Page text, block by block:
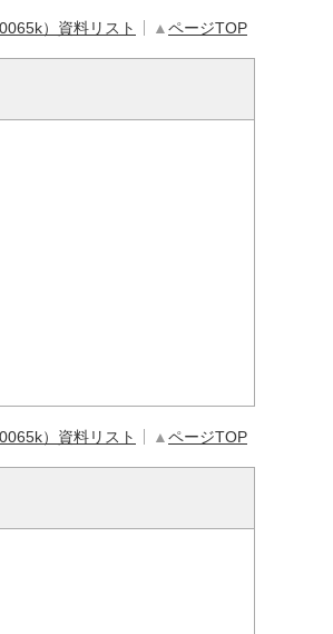
）資料リスト ▲ページTOP
）資料リスト ▲ページTOP